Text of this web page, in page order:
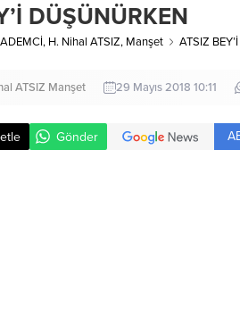
DÜŞÜNÜRKEN
, H. Nihal ATSIZ, Manşet ATSIZ
ATSIZ Manşet 29 Mayıs 2018 10:11
Gönder